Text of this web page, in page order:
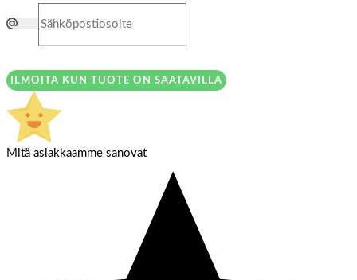
ILMOITA KUN TUOTE ON SAATAVILLA
Mitä asiakkaamme sanovat